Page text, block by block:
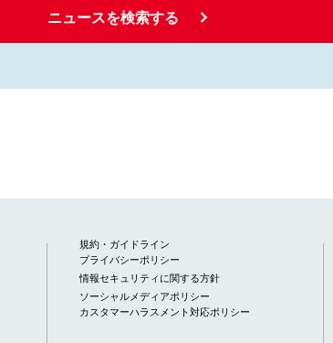
ニュースを検索する
規約・ガイドライン
プライバシーポリシー
情報セキュリティに関する方針
ソーシャルメディアポリシー
カスタマーハラスメント対応ポリシー